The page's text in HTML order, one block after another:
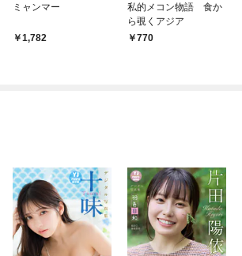
ミャンマー
1,782
私的メコン物語 食か
ら覗くアジア
770